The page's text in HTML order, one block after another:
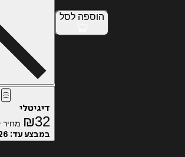
הוספה לסל
דיגיטלי
₪32
במבצע עד: